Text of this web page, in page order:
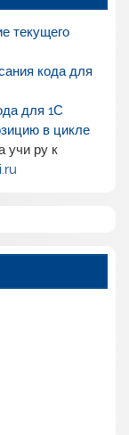
текущего
кода для
для 1С
в цикле
учи рук